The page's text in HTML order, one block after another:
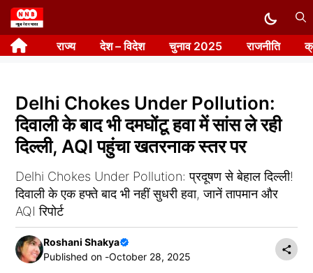
Skip
to
content राज्य देश – विदेश चुनाव 2025 राजनीति
Delhi Chokes Under Pollution:
दिवाली के बाद भी दमघोंटू हवा में सांस ले रही
दिल्ली, AQI पहुंचा खतरनाक स्तर पर
Delhi Chokes Under Pollution: प्रदूषण से बेहाल दिल्ली!
दिवाली के एक हफ्ते बाद भी नहीं सुधरी हवा, जानें तापमान और
AQI रिपोर्ट
Roshani Shakya
Published on -October 28, 2025